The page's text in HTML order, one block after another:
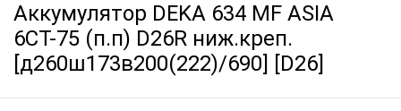
Аккумулятор DEKA 634 MF ASIA
6СТ-75 (п.п) D26R ниж.креп.
[д260ш173в200(222)/690] [D26]